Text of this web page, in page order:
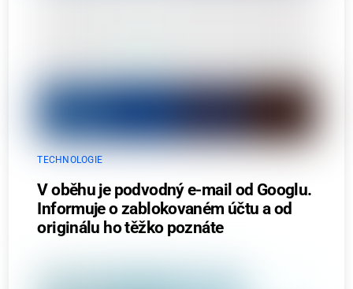
TECHNOLOGIE
V oběhu je podvodný e-mail od Googlu.
Informuje o zablokovaném účtu a od
originálu ho těžko poznáte